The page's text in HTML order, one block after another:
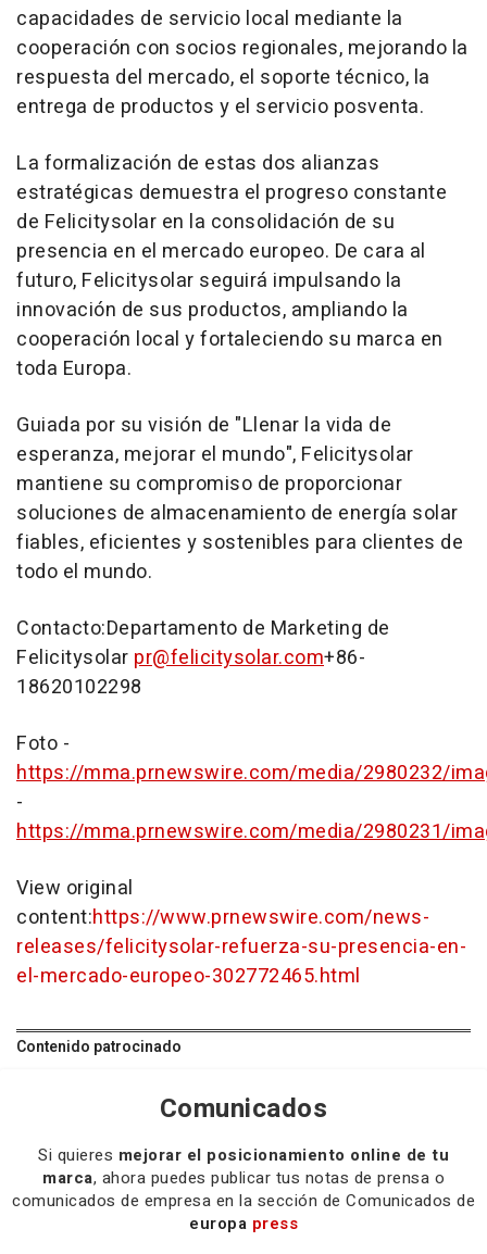
capacidades de servicio local mediante la
cooperación con socios regionales, mejorando la
respuesta del mercado, el soporte técnico, la
entrega de productos y el servicio posventa.
La formalización de estas dos alianzas
estratégicas demuestra el progreso constante
de Felicitysolar en la consolidación de su
presencia en el mercado europeo. De cara al
futuro, Felicitysolar seguirá impulsando la
innovación de sus productos, ampliando la
cooperación local y fortaleciendo su marca en
toda Europa.
Guiada por su visión de "Llenar la vida de
esperanza, mejorar el mundo", Felicitysolar
mantiene su compromiso de proporcionar
soluciones de almacenamiento de energía solar
fiables, eficientes y sostenibles para clientes de
todo el mundo.
Contacto:Departamento de Marketing de
Felicitysolar pr@felicitysolar.com+86-
18620102298
Foto -
https://mma.prnewswire.com/media/2980232/
-
https://mma.prnewswire.com/media/2980231/
View original
content:https://www.prnewswire.com/news-
releases/felicitysolar-refuerza-su-presencia-en-
el-mercado-europeo-302772465.html
Contenido patrocinado
Comunicados
Si quieres mejorar el posicionamiento online de tu
marca, ahora puedes publicar tus notas de prensa o
comunicados de empresa en la sección de Comunicados de
europa press